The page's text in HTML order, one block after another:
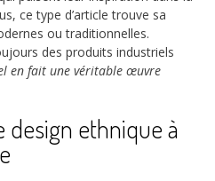
ce type d’article trouve sa
ou traditionnelles.
des produits industriels
en fait une véritable œuvre
design ethnique à